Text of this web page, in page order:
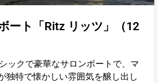
ート「Ritz リッツ」（12
ックで豪華なサロンボートで、マ
独特で懐かしい雰囲気を醸し出し